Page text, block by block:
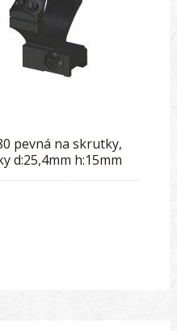
pevná na skrutky,
d:25,4mm h:15mm